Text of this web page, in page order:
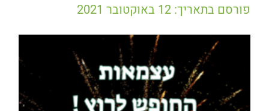
פורסם בתאריך: 12 באוקטובר 2021